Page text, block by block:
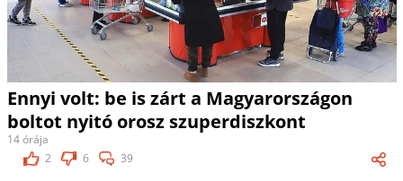
Ennyi volt: be is zárt a Magyarországon
boltot nyitó orosz szuperdiszkont
14 órája
2
6 39